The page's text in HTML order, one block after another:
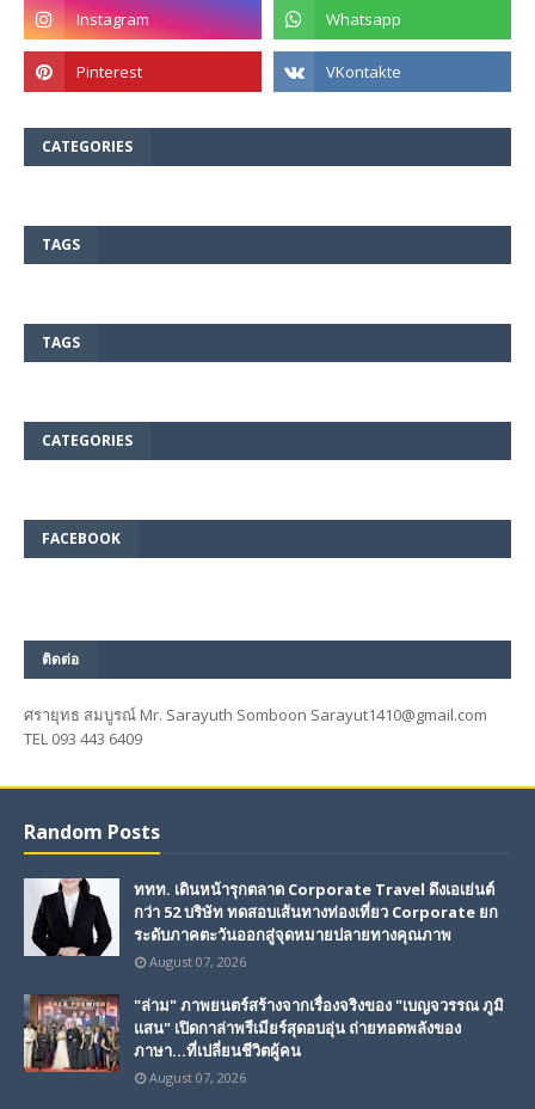
CATEGORIES
TAGS
TAGS
CATEGORIES
FACEBOOK
ติดต่อ
ศรายุทธ สมบูรณ์ Mr. Sarayuth Somboon Sarayut1410@gmail.com
TEL 093 443 6409
Random Posts
ททท. เดินหน้ารุกตลาด Corporate Travel ดึงเอเย่นต์
กว่า 52 บริษัท ทดสอบเส้นทางท่องเที่ยว Corporate ยก
ระดับภาคตะวันออกสู่จุดหมายปลายทางคุณภาพ
August 07, 2026
"ล่าม" ภาพยนตร์สร้างจากเรื่องจริงของ "เบญจวรรณ ภูมิ
แสน" เปิดกาล่าพรีเมียร์สุดอบอุ่น ถ่ายทอดพลังของ
ภาษา...ที่เปลี่ยนชีวิตผู้คน
August 07, 2026